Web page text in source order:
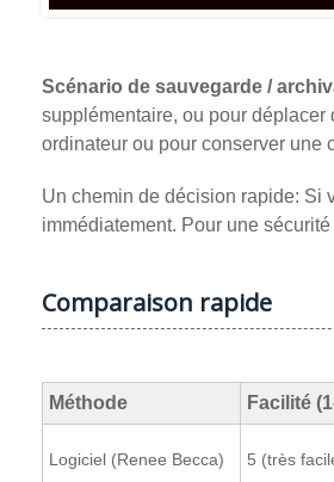
Scénario de sauvegarde /
supplémentaire, ou pour déplacer
ordinateur ou pour conserver une
Un chemin de décision rapide: Si
immédiatement. Pour une
Comparaison rapide
Méthode Facilité
Logiciel (Renee Becca) 5 (très